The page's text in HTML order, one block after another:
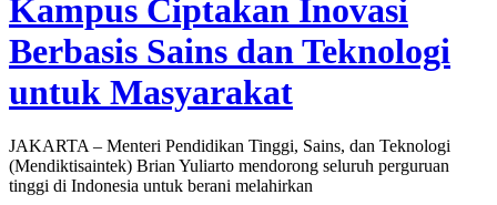
Kampus Ciptakan Inovasi
Berbasis Sains dan Teknologi
untuk Masyarakat
JAKARTA – Menteri Pendidikan Tinggi, Sains, dan Teknologi
(Mendiktisaintek) Brian Yuliarto mendorong seluruh perguruan
tinggi di Indonesia untuk berani melahirkan